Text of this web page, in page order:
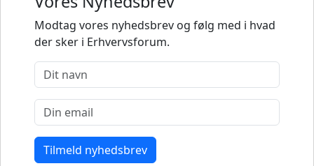
Modtag vores nyhedsbrev og følg med i hvad
der sker i Erhvervsforum.